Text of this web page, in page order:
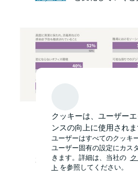
JLL「新型コロナウイルスがオフィス
影響に関するサーベイレポート
オフィスの将来的な需
クッキーは、ユーザー
ンスの向上に使用されま
ユーザーはすべてのクッキ
ユーザー固有の設定にカス
きます。詳細は、当社の
ト を参照してください。